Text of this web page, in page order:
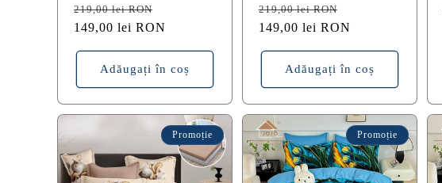
Preț
obișnuit
219,00 lei RON
redus
149,00 lei RON
Adăugați în coș
Preț
obișnuit
219,00 lei RON
redus
149,00 lei RON
Adăugați în coș
Promoție Promoție